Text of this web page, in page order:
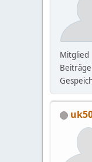
Mitglied